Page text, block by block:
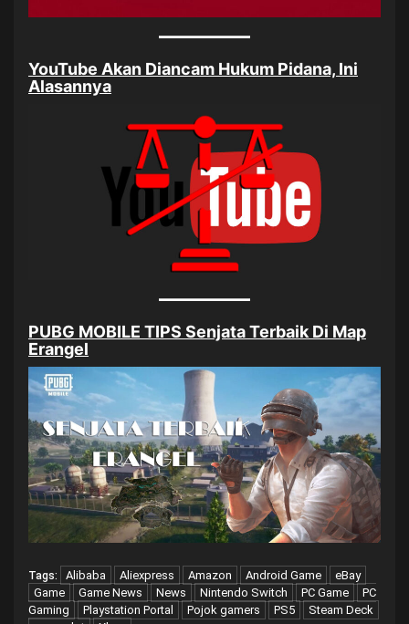
YouTube Akan Diancam Hukum Pidana, Ini
Alasannya
PUBG MOBILE TIPS Senjata Terbaik Di Map
Erangel
Tags: Alibaba Aliexpress Amazon Android Game
eBay
Game
Game News News Nintendo Switch PC Game
PC
Gaming
Playstation Portal Pojok gamers PS5
Steam Deck